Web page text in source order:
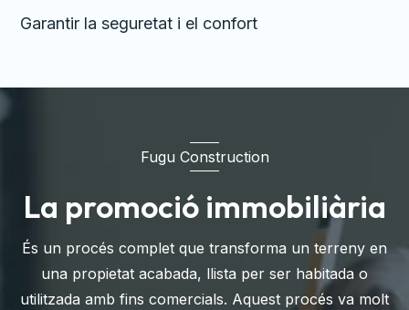
Garantir la seguretat i el confort
Fugu Construction
La promoció immobiliària
És un procés complet que transforma un terreny en
una propietat acabada, llista per ser habitada o
utilitzada amb fins comercials. Aquest procés va molt